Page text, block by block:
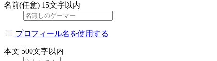
名前(任意) 15文字以内
プロフィール名を使用する
本文 500文字以内